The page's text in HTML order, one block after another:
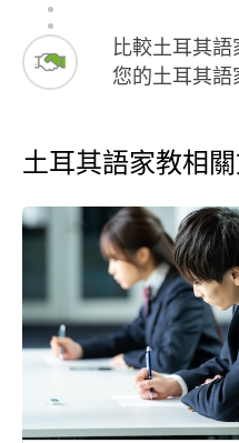
比較土耳其
您的土耳其語
土耳其語家教相